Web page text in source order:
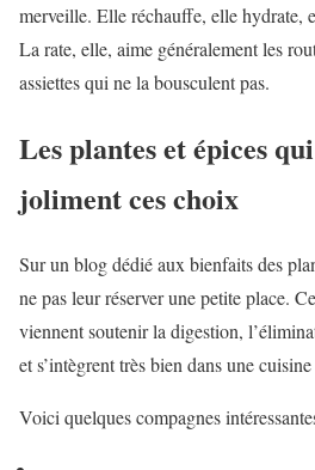
merveille. Elle réchauffe, elle hydrate,
La rate, elle, aime généralement les
assiettes qui ne la bousculent pas.
Les plantes et épices
joliment ces choix
Sur un blog dédié aux bienfaits des
ne pas leur réserver une petite place.
viennent soutenir la digestion,
et s’intègrent très bien dans une
Voici quelques compagnes